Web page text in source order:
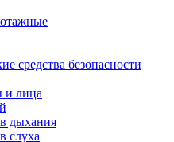
средства безопасности
и лица
дыхания
слуха